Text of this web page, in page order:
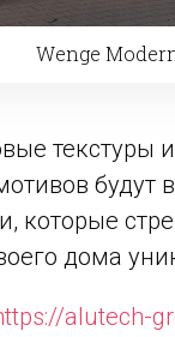
Wenge
текстуры
будут
которые
дома
alutech-